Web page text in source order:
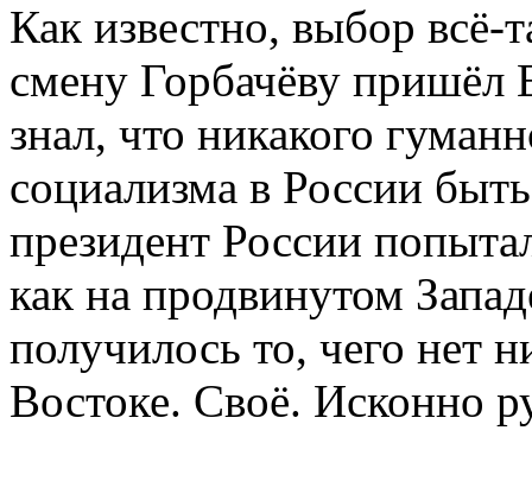
Как известно, выбор всё-
смену Горбачёву пришёл
знал, что никакого
социализма в России
президент России
как на продвинутом
получилось то, чего нет
Востоке. Своё. Исконно